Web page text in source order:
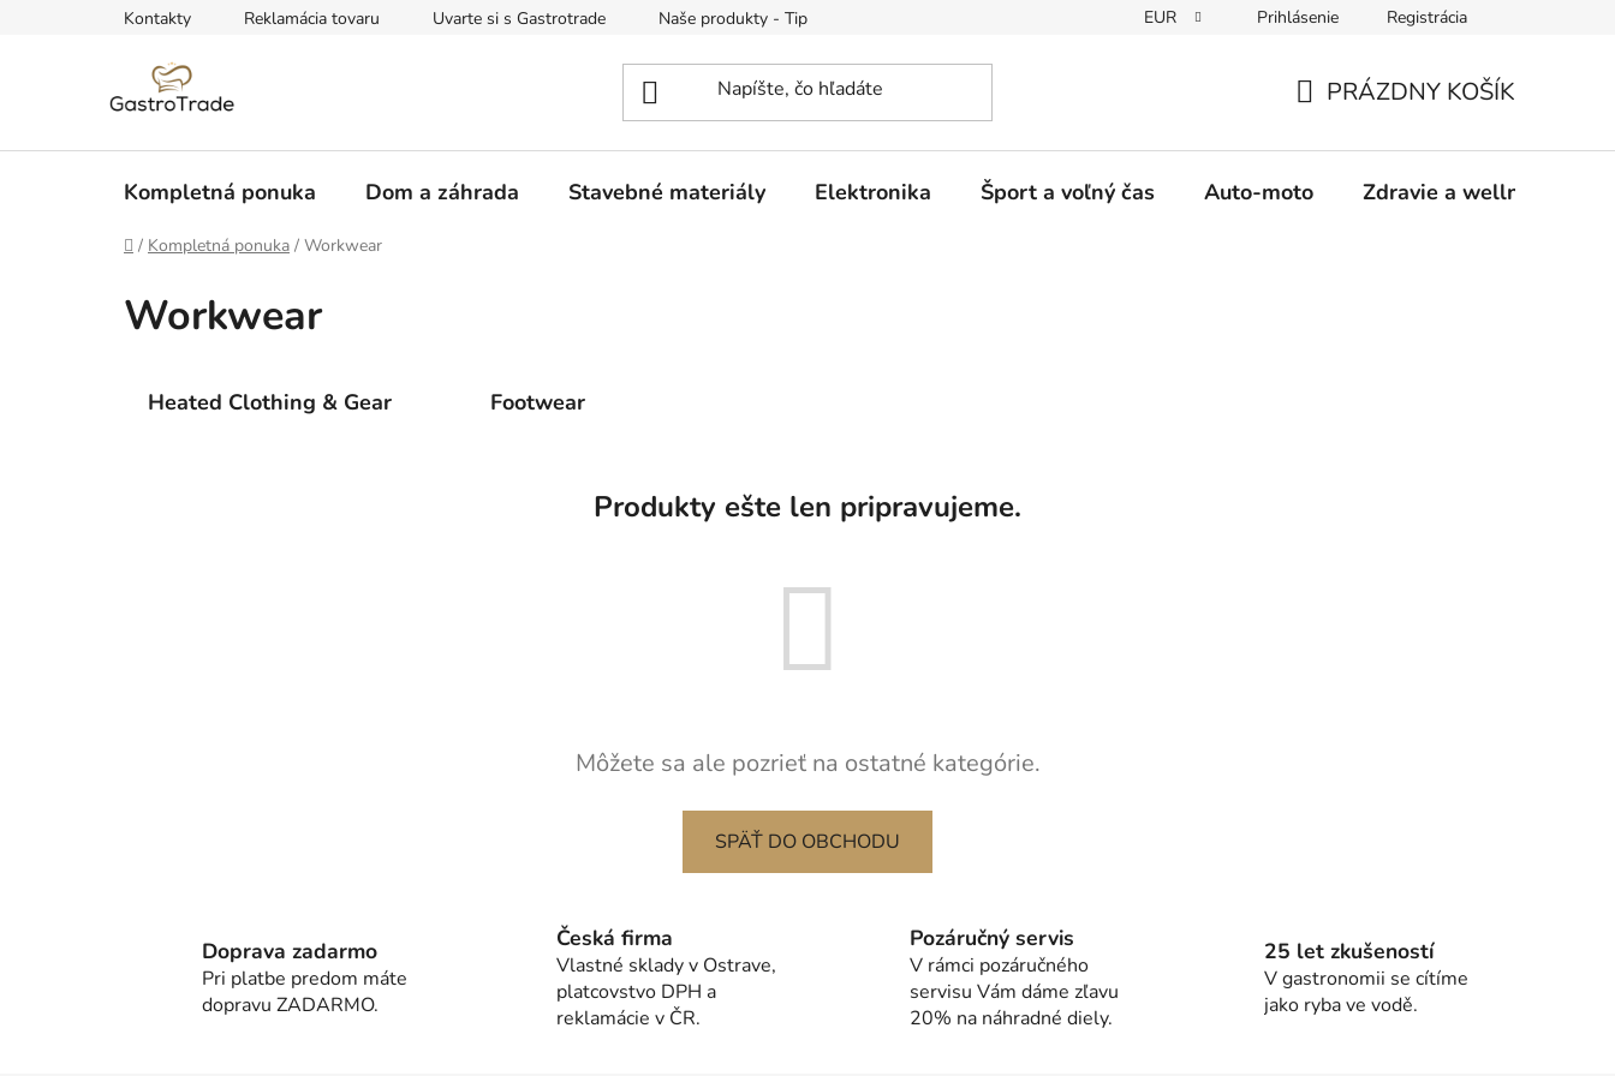
Kontakty Reklamácia tovaru Uvarte si s Gastrotrade Naše produkty - Tipy a triky Moja objednávka
EUR Prihlásenie Registrácia
KOŠÍK
PRÁZDNY KOŠÍK
Kompletná ponuka Dom a záhrada Stavebné materiály Elektronika Šport a voľný čas Auto-moto Zdravie a wellness
Domov
/ Kompletná ponuka / Workwear
Workwear
Heated Clothing & Gear Footwear
Produkty ešte len pripravujeme.
Môžete sa ale pozrieť na ostatné kategórie.
SPÄŤ DO OBCHODU
Doprava zadarmo
Pri platbe predom máte
dopravu ZADARMO.
Česká firma
Vlastné sklady v Ostrave,
platcovstvo DPH a
reklamácie v ČR.
Pozáručný servis
V rámci pozáručného
servisu Vám dáme zľavu
20% na náhradné diely.
25 let zkušeností
V gastronomii se cítíme
jako ryba ve vodě.